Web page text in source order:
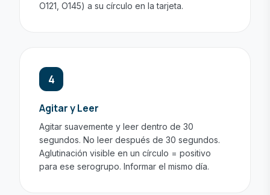
O121, O145) a su círculo en la tarjeta.
4
Agitar y Leer
Agitar suavemente y leer dentro de 30
segundos. No leer después de 30 segundos.
Aglutinación visible en un círculo = positivo
para ese serogrupo. Informar el mismo día.